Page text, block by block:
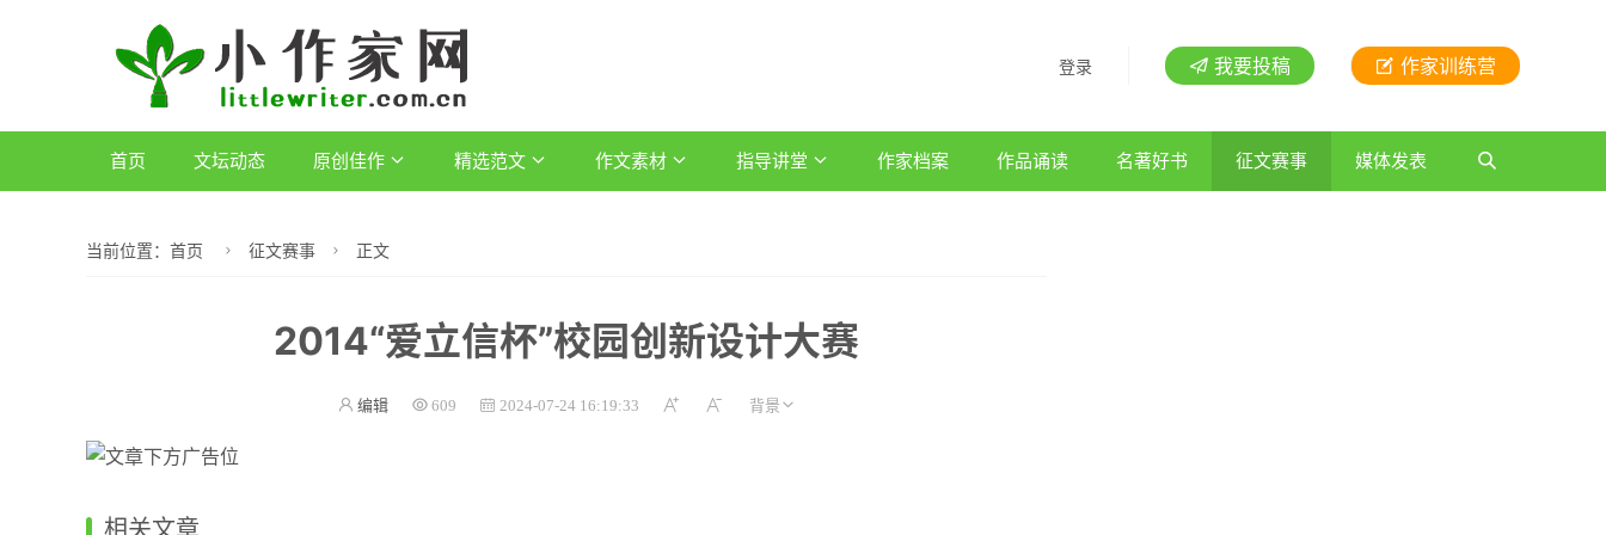
登录 我要投稿 作家训练营
首页 文坛动态 原创佳作 精选范文 作文素材 指导讲堂 作家档案 作品诵读 名著好书 征文赛事 媒体发表
当前位置： 首页 征文赛事 正文
2014“爱立信杯”校园创新设计大赛
编辑 609 2024-07-24 16:19:33
相关文章